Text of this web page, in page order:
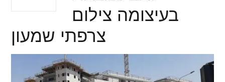
בעיצומה צילום
צרפתי שמעון